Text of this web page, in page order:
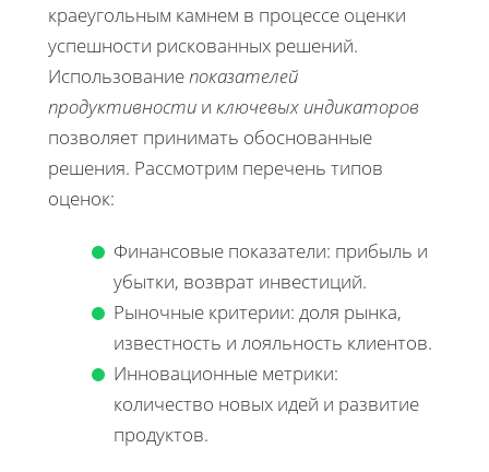
краеугольным камнем в процессе оценки
успешности рискованных решений.
Использованиепоказателей
продуктивности и ключевых индикаторов
позволяет принимать обоснованные
решения. Рассмотрим перечень типов
оценок:
Финансовые показатели: прибыль и
убытки, возврат инвестиций.
Рыночные критерии: доля рынка,
известность и лояльность клиентов.
Инновационные метрики:
количество новых идей и развитие
продуктов.